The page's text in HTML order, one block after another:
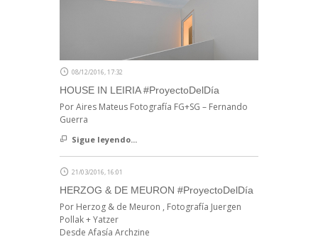
08/12/2016, 17:32
HOUSE IN LEIRIA #ProyectoDelDía
Por Aires Mateus Fotografía FG+SG – Fernando
Guerra
Sigue leyendo...
21/03/2016, 16:01
HERZOG & DE MEURON #ProyectoDelDía
Por Herzog & de Meuron , Fotografía Juergen
Pollak + Yatzer
Desde Afasía Archzine